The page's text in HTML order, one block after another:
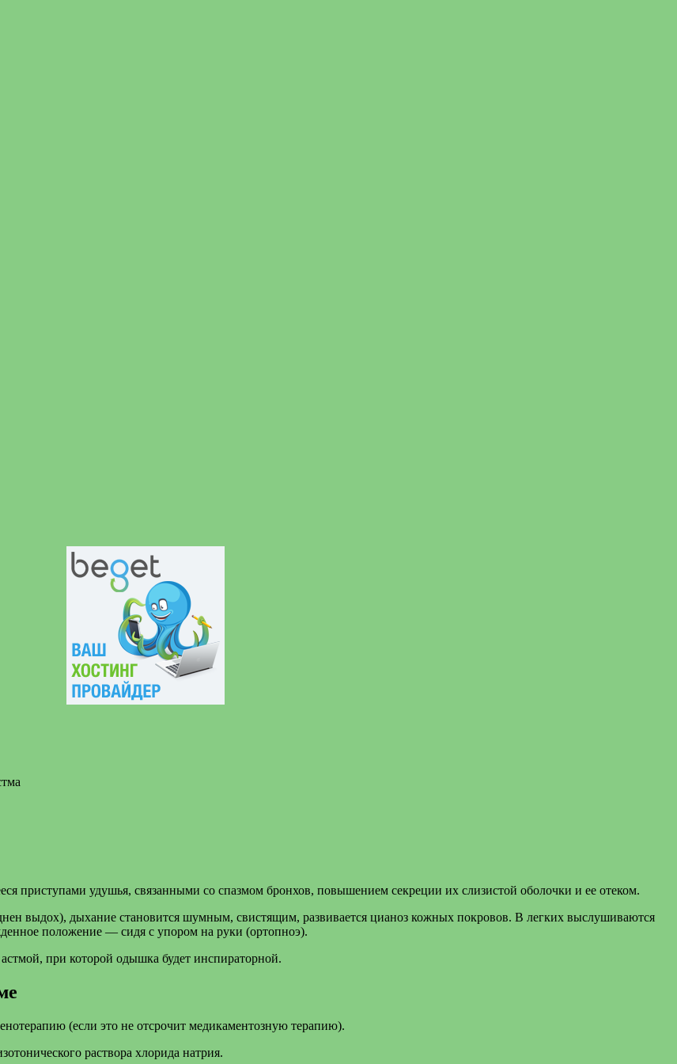
приступами удушья, связанными со спазмом бронхов, повышением секреции их слизистой оболочки и ее отеком.
выдох), дыхание становится шумным, свистящим, развивается цианоз кожных покровов. В легких выслушиваются
положение — сидя с упором на руки (ортопноэ).
при которой одышка будет инспираторной.
(если это не отсрочит медикаментозную терапию).
раствора хлорида натрия.